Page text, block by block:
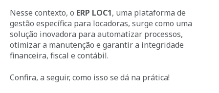
Nesse contexto, o ERP LOC1, uma plataforma de
gestão específica para locadoras, surge como uma
solução inovadora para automatizar processos,
otimizar a manutenção e garantir a integridade
financeira, fiscal e contábil.
Confira, a seguir, como isso se dá na prática!